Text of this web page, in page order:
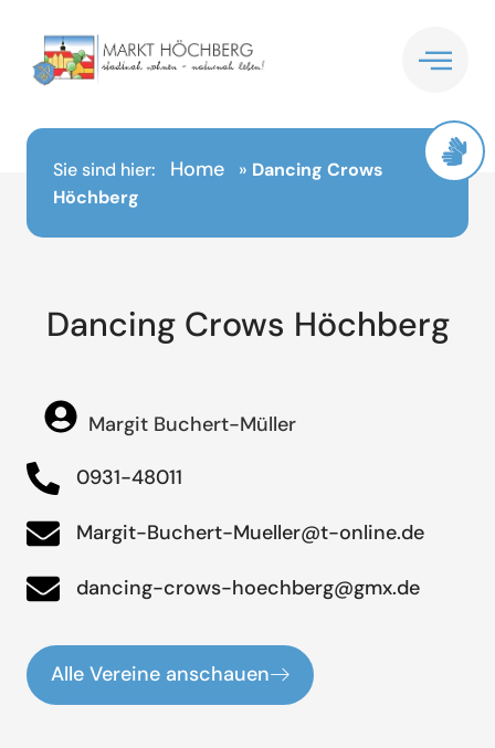
springen
Sie sind hier: Home » Dancing Crows
Höchberg
Dancing Crows Höchberg
Margit Buchert-Müller
0931-48011
Margit-Buchert-Mueller@t-online.de
dancing-crows-hoechberg@gmx.de
Alle Vereine anschauen